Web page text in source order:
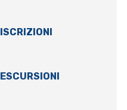
ISCRIZIONI
ESCURSIONI